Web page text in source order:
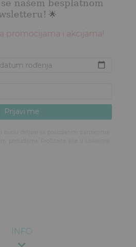
INFO
našem besplatnom
🌟
promocijama i akcijama!